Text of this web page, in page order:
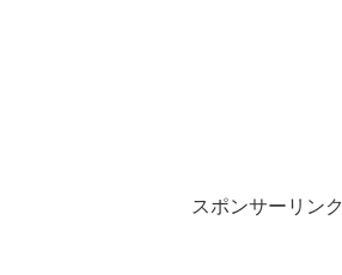
スポンサーリンク